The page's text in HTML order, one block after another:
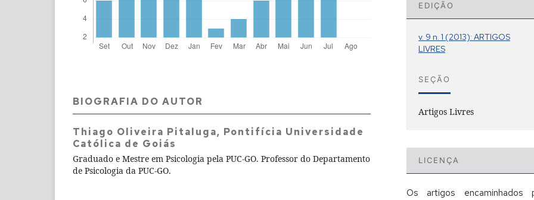
BIOGRAFIA DO AUTOR
Thiago Oliveira Pitaluga, Pontifícia Universidade
Católica de Goiás
Graduado e Mestre em Psicologia pela PUC-GO. Professor do Departamento
de Psicologia da PUC-GO.
EDIÇÃO
v. 9 n. 1 (2013): ARTIGOS
LIVRES
SEÇÃO
Artigos Livres
LICENÇA
Os artigos encaminhados